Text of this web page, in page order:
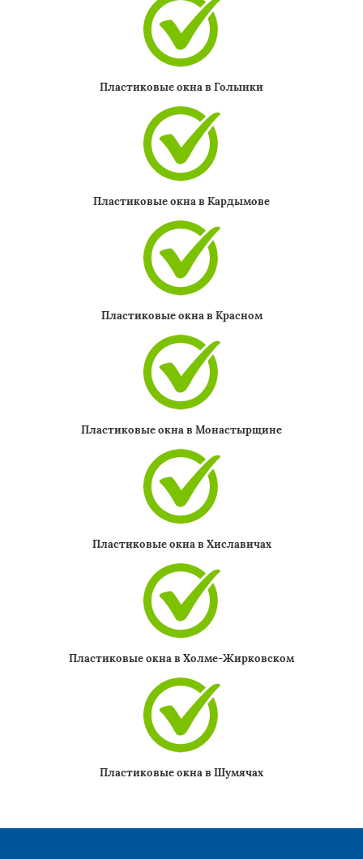
Пластиковые окна в Голынки
Пластиковые окна в Кардымове
Пластиковые окна в Красном
Пластиковые окна в Монастырщине
Пластиковые окна в Хиславичах
Пластиковые окна в Холме-Жирковском
Пластиковые окна в Шумячах